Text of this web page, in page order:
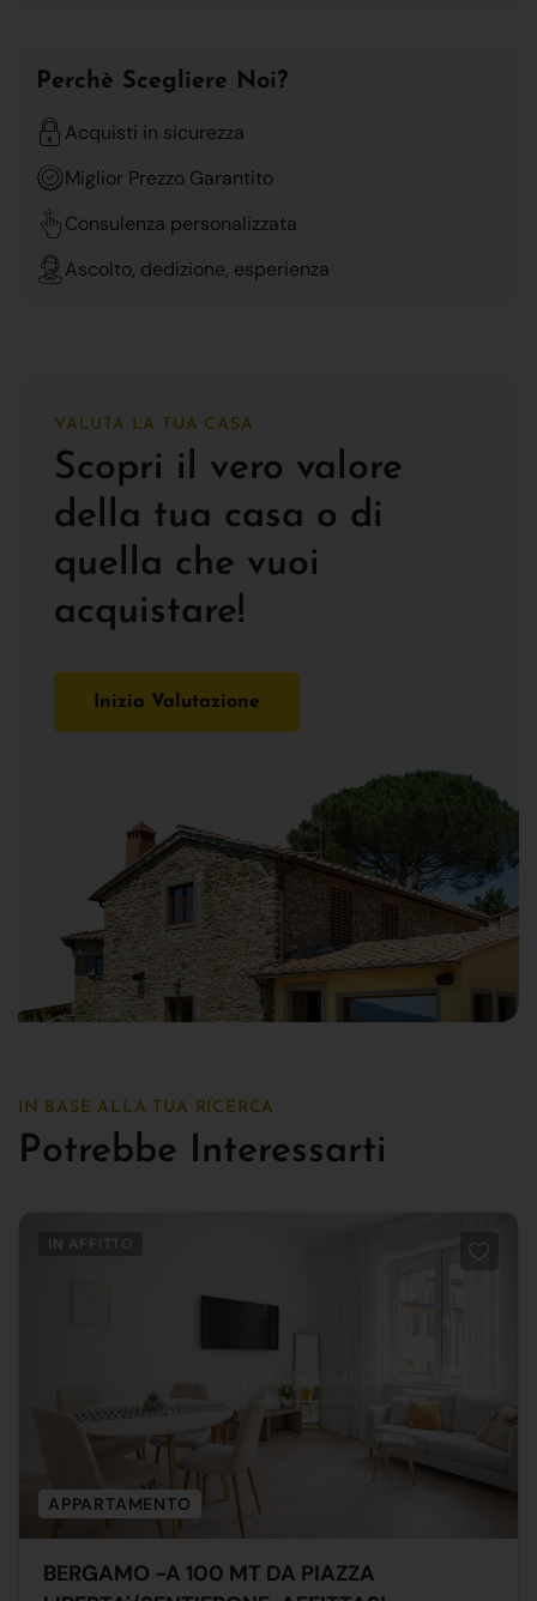
Perchè Scegliere Noi?
Acquisti in sicurezza
Miglior Prezzo Garantito
Consulenza personalizzata
Ascolto, dedizione, esperienza
VALUTA LA TUA CASA
Scopri il vero valore
della tua casa o di
quella che vuoi
acquistare!
Inizia Valutazione
IN BASE ALLA TUA RICERCA
Potrebbe Interessarti
IN AFFITTO
APPARTAMENTO
BERGAMO -A 100 MT DA PIAZZA